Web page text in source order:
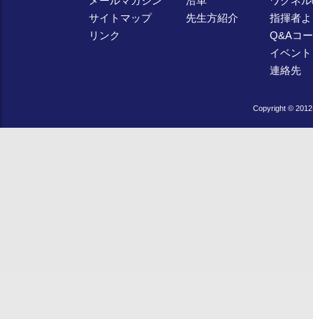
サイトマップ
リンク
先生方紹介
指揮者
Q&Aコ
イベン
連絡先
Copyright ©